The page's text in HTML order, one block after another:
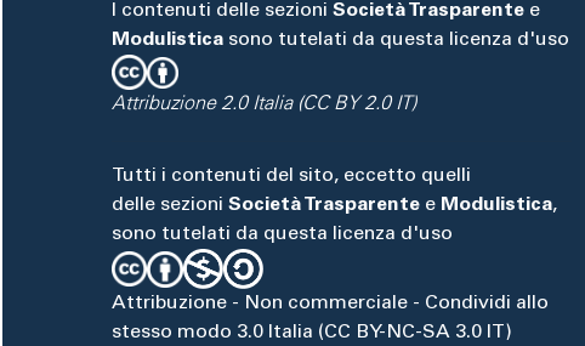
I contenuti delle sezioni Società Trasparente e
Modulistica sono tutelati da questa licenza d'uso
Attribuzione 2.0 Italia (CC BY 2.0 IT)
Tutti i contenuti del sito, eccetto quelli
delle sezioni Società Trasparente e Modulistica,
sono tutelati da questa licenza d'uso
Attribuzione - Non commerciale - Condividi allo
stesso modo 3.0 Italia (CC BY-NC-SA 3.0 IT)